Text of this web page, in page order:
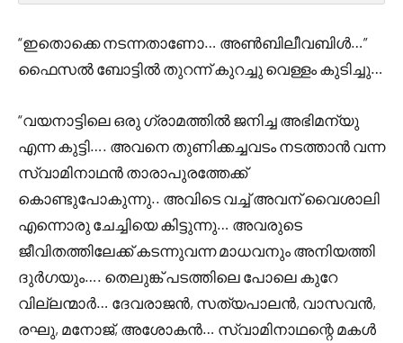
“ഇതൊക്കെ നടന്നതാണോ… അൺബിലീവബിൾ…”
ഫൈസൽ ബോട്ടിൽ തുറന്ന് കുറച്ചു വെള്ളം കുടിച്ചു…
“വയനാട്ടിലെ ഒരു ഗ്രാമത്തിൽ ജനിച്ച അഭിമന്യു
എന്ന കുട്ടി…. അവനെ തുണിക്കച്ചവടം നടത്താൻ വന്ന
സ്വാമിനാഥൻ താരാപുരത്തേക്ക്
കൊണ്ടുപോകുന്നു.. അവിടെ വച്ച് അവന് വൈശാലി
എന്നൊരു ചേച്ചിയെ കിട്ടുന്നു… അവരുടെ
ജീവിതത്തിലേക്ക് കടന്നുവന്ന മാധവനും അനിയത്തി
ദുർഗയും…. തെലുങ്ക് പടത്തിലെ പോലെ കുറേ
വില്ലന്മാർ… ദേവരാജൻ, സത്യപാലൻ, വാസവൻ,
രഘു, മനോജ്‌, അശോകൻ… സ്വാമിനാഥന്റെ മകൾ